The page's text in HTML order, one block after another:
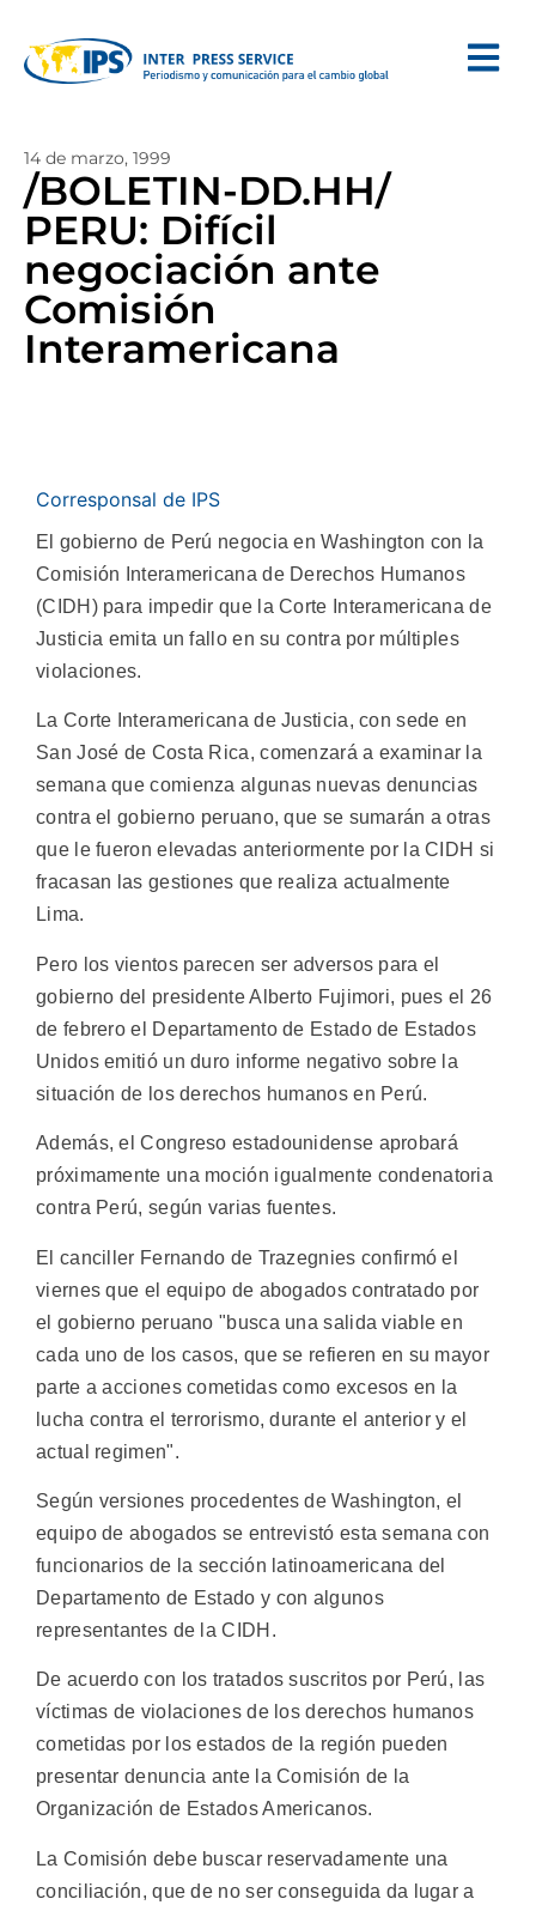
14 de marzo, 1999
/BOLETIN-DD.HH/
PERU: Difícil
negociación ante
Comisión
Interamericana
Corresponsal de IPS
El gobierno de Perú negocia en Washington con la
Comisión Interamericana de Derechos Humanos
(CIDH) para impedir que la Corte Interamericana de
Justicia emita un fallo en su contra por múltiples
violaciones.
La Corte Interamericana de Justicia, con sede en
San José de Costa Rica, comenzará a examinar la
semana que comienza algunas nuevas denuncias
contra el gobierno peruano, que se sumarán a otras
que le fueron elevadas anteriormente por la CIDH si
fracasan las gestiones que realiza actualmente
Lima.
Pero los vientos parecen ser adversos para el
gobierno del presidente Alberto Fujimori, pues el 26
de febrero el Departamento de Estado de Estados
Unidos emitió un duro informe negativo sobre la
situación de los derechos humanos en Perú.
Además, el Congreso estadounidense aprobará
próximamente una moción igualmente condenatoria
contra Perú, según varias fuentes.
El canciller Fernando de Trazegnies confirmó el
viernes que el equipo de abogados contratado por
el gobierno peruano "busca una salida viable en
cada uno de los casos, que se refieren en su mayor
parte a acciones cometidas como excesos en la
lucha contra el terrorismo, durante el anterior y el
actual regimen".
Según versiones procedentes de Washington, el
equipo de abogados se entrevistó esta semana con
funcionarios de la sección latinoamericana del
Departamento de Estado y con algunos
representantes de la CIDH.
De acuerdo con los tratados suscritos por Perú, las
víctimas de violaciones de los derechos humanos
cometidas por los estados de la región pueden
presentar denuncia ante la Comisión de la
Organización de Estados Americanos.
La Comisión debe buscar reservadamente una
conciliación, que de no ser conseguida da lugar a